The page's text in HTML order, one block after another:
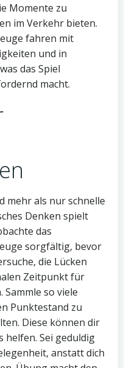
Momente zu
im Verkehr bieten.
fahren mit
und in
das Spiel
macht.
mehr als nur schnelle
Denken spielt
das
sorgfältig, bevor
die Lücken
Zeitpunkt für
so viele
Punktestand zu
Diese können dir
helfen. Sei geduldig
anstatt dich